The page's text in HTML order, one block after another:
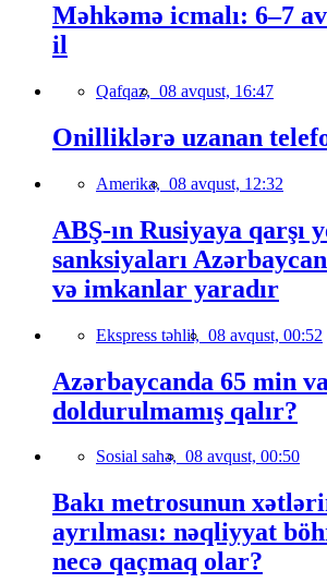
Məhkəmə icmalı: 6–7
il
Qafqaz, 08 avqust, 16:47
Onilliklərə uzanan
Amerika, 08 avqust, 12:32
ABŞ-ın Rusiyaya qarşı
sanksiyaları
və imkanlar yaradır
Ekspress təhlil, 08 avqust, 00:52
Azərbaycanda 65 min
doldurulmamış qalır?
Sosial sahə, 08 avqust, 00:50
Bakı metrosunun
ayrılması: nəqliyyat
necə qaçmaq olar?